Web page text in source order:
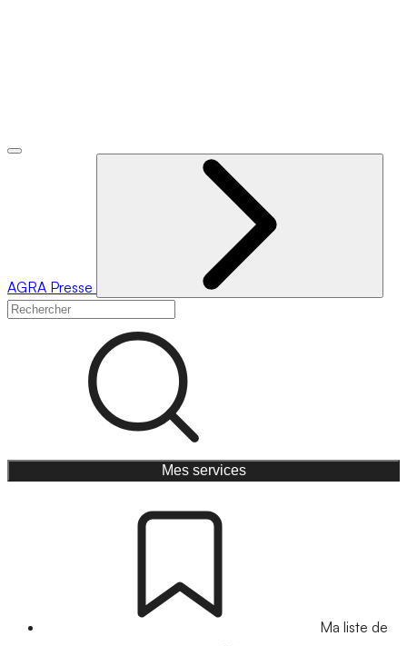
AGRA Presse
Mes services
Ma liste de